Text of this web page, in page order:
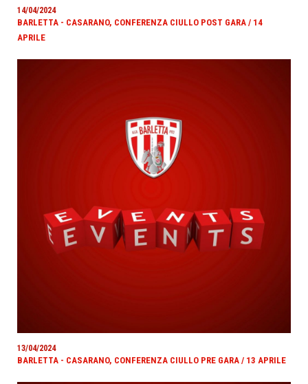
14/04/2024
BARLETTA - CASARANO, CONFERENZA CIULLO POST GARA / 14
APRILE
13/04/2024
BARLETTA - CASARANO, CONFERENZA CIULLO PRE GARA / 13 APRILE